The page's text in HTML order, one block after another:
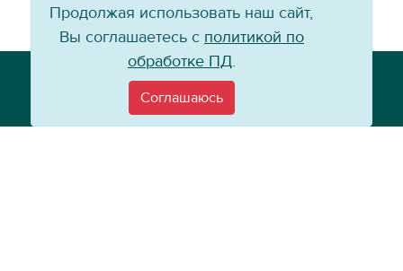
Email:info@baikal-energy.ru
Продолжая использовать наш сайт,
Вы соглашаетесь с политикой по
обработке ПД.
Соглашаюсь